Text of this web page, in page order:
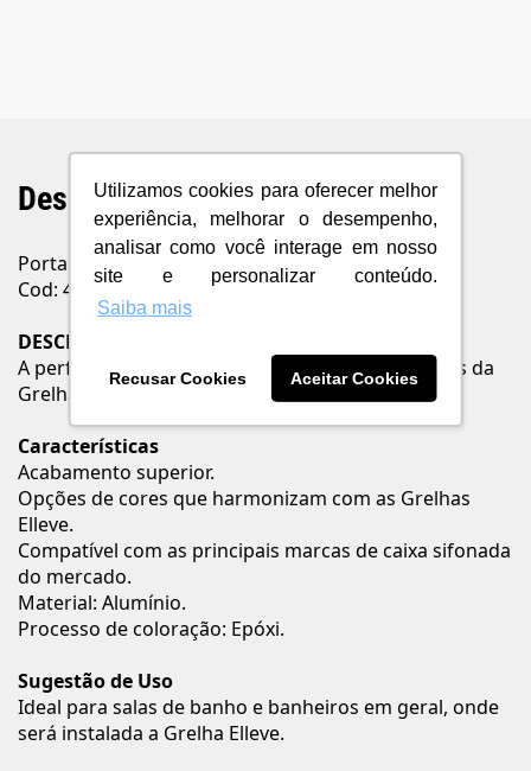
Utilizamos cookies para oferecer melhor
experiência, melhorar o desempenho,
analisar como você interage em nosso
site e personalizar conteúdo.
Saiba mais
Recusar Cookies Aceitar Cookies
Descrição do Produto
Porta Grelha Quadrado 15 cm x 15 cm Gold
Cod: 4189
DESCRIÇÃO
A perfeita harmonização com as cores e formatos da
Grelha Elleve é o chamariz da linha.
Características
Acabamento superior.
Opções de cores que harmonizam com as Grelhas
Elleve.
Compatível com as principais marcas de caixa sifonada
do mercado.
Material: Alumínio.
Processo de coloração: Epóxi.
Sugestão de Uso
Ideal para salas de banho e banheiros em geral, onde
será instalada a Grelha Elleve.